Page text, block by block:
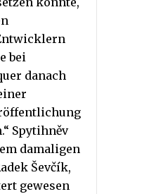
bei
danach
Spytihněv
damaligen
Ševčík,
gewesen